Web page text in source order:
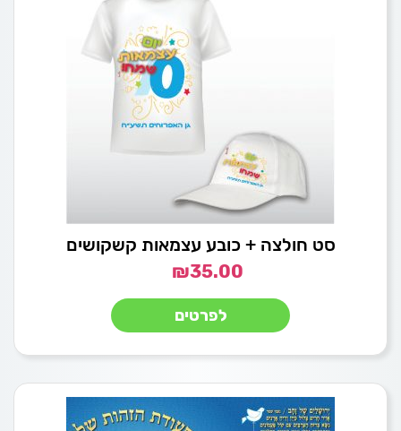
סט חולצה + כובע עצמאות קשקושים
₪35.00
לפרטים